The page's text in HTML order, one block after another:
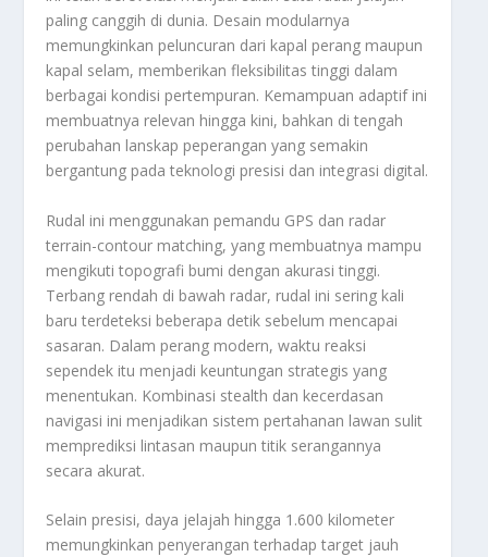
paling canggih di dunia. Desain modularnya
memungkinkan peluncuran dari kapal perang maupun
kapal selam, memberikan fleksibilitas tinggi dalam
berbagai kondisi pertempuran. Kemampuan adaptif ini
membuatnya relevan hingga kini, bahkan di tengah
perubahan lanskap peperangan yang semakin
bergantung pada teknologi presisi dan integrasi digital.
Rudal ini menggunakan pemandu GPS dan radar
terrain-contour matching, yang membuatnya mampu
mengikuti topografi bumi dengan akurasi tinggi.
Terbang rendah di bawah radar, rudal ini sering kali
baru terdeteksi beberapa detik sebelum mencapai
sasaran. Dalam perang modern, waktu reaksi
sependek itu menjadi keuntungan strategis yang
menentukan. Kombinasi stealth dan kecerdasan
navigasi ini menjadikan sistem pertahanan lawan sulit
memprediksi lintasan maupun titik serangannya
secara akurat.
Selain presisi, daya jelajah hingga 1.600 kilometer
memungkinkan penyerangan terhadap target jauh